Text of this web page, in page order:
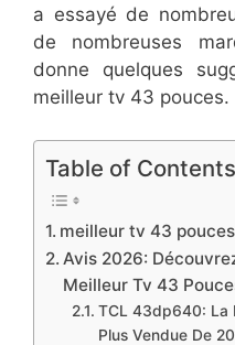
a essayé de
de nombreuses
donne quelques
meilleur tv 43 pouces.
Table of Contents
meilleur tv 43
Avis 2026:
Meilleur Tv 43
TCL 43dp640: La
Plus Vendue De